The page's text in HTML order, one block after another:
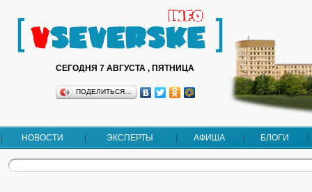
СЕГОДНЯ 7 АВГУСТА , ПЯТНИЦА
ПОДЕЛИТЬСЯ…
НОВОСТИ ЭКСПЕРТЫ АФИША БЛОГИ